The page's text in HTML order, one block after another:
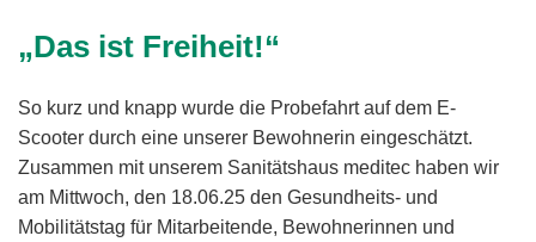
„Das ist Freiheit!“
So kurz und knapp wurde die Probefahrt auf dem E-
Scooter durch eine unserer Bewohnerin eingeschätzt.
Zusammen mit unserem Sanitätshaus meditec haben wir
am Mittwoch, den 18.06.25 den Gesundheits- und
Mobilitätstag für Mitarbeitende, Bewohnerinnen und